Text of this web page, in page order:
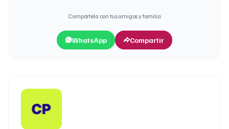
Compártela con tus amigos y familia
WhatsApp Compartir